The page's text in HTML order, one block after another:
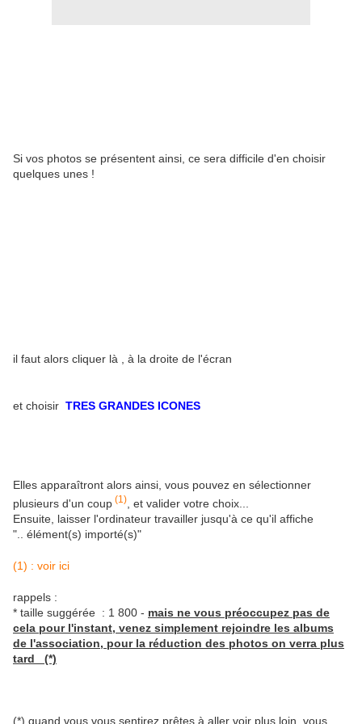
Si vos photos se présentent ainsi, ce sera difficile d'en choisir
quelques unes !
il faut alors cliquer là , à la droite de l'écran
et choisir TRES GRANDES ICONES
Elles apparaîtront alors ainsi, vous pouvez en sélectionner
plusieurs d'un coup (1)
, et valider votre choix...
Ensuite, laisser l'ordinateur travailler jusqu'à ce qu'il affiche
".. élément(s) importé(s)"
(1) : voir ici
rappels :
* taille suggérée : 1 800 - mais ne vous préoccupez pas de
cela pour l'instant, venez simplement rejoindre les albums
de l'association, pour la réduction des photos on verra plus
tard (*)
(*) quand vous vous sentirez prêtes à aller voir plus loin, vous